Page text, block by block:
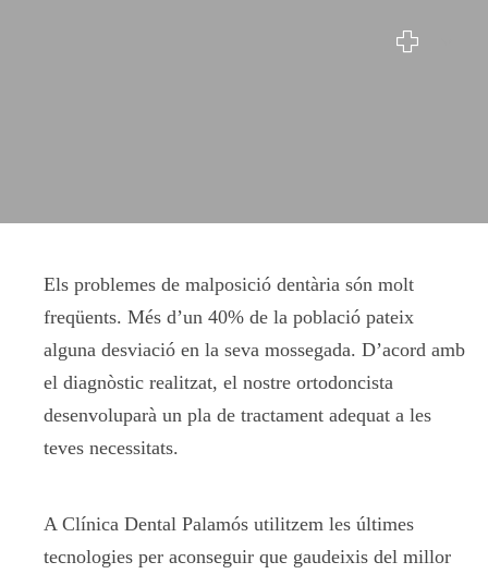
Els problemes de malposició dentària són molt
freqüents. Més d’un 40% de la població pateix
alguna desviació en la seva mossegada. D’acord amb
el diagnòstic realitzat, el nostre ortodoncista
desenvoluparà un pla de tractament adequat a les
teves necessitats.
A Clínica Dental Palamós utilitzem les últimes
tecnologies per aconseguir que gaudeixis del millor